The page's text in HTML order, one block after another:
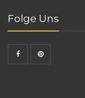
Folge Uns